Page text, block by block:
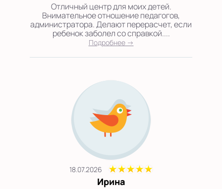
Отличный центр для моих детей.
Внимательное отношение педагогов,
администратора. Делают перерасчет, если
ребенок заболел со справкой....
Подробнее →
18.07.2026
Ирина